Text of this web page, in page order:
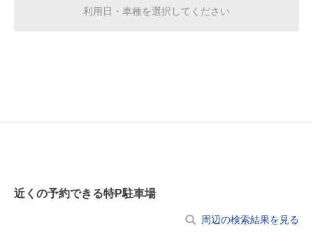
休
休
利用日・車種を選択してください
近くの予約できる特P駐車場
周辺の検索結果を見る